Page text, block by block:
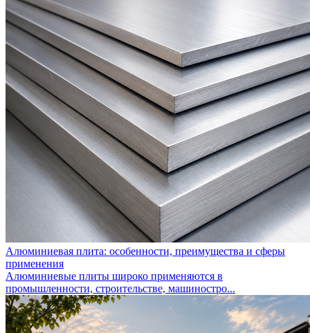
Алюминиевая плита: особенности, преимущества и сферы
применения
Алюминиевые плиты широко применяются в
промышленности, строительстве, машиностро...